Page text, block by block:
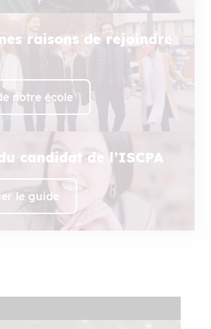
raisons de rejoindre
notre école
candidat de l’ISCPA
le guide